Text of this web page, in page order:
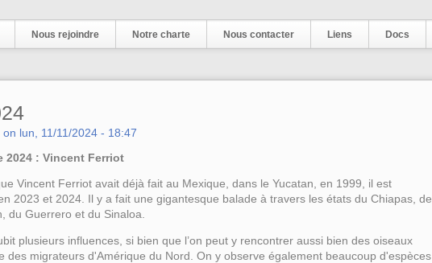
Nous rejoindre Notre charte Nous contacter Liens Docs
on lun, 11/11/2024 - 18:47
2024 : Vincent Ferriot
Vincent Ferriot avait déjà fait au Mexique, dans le Yucatan, en 1999, il est
2023 et 2024. Il y a fait une gigantesque balade à travers les états du Chiapas, de
du Guerrero et du Sinaloa.
plusieurs influences, si bien que l’on peut y rencontrer aussi bien des oiseaux
des migrateurs d'Amérique du Nord. On y observe également beaucoup d'espèces